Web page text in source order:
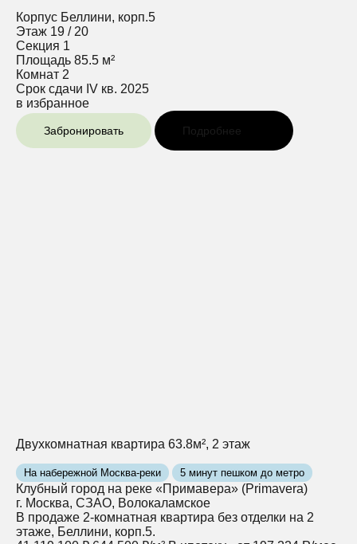
Корпус Беллини, корп.5
Этаж 19 / 20
Секция 1
Площадь 85.5 м²
Комнат 2
Срок сдачи IV кв. 2025
в избранное
Забронировать Подробнее
Двухкомнатная квартира 63.8м², 2 этаж
На набережной Москва-реки 5 минут пешком до метро
Клубный город на реке «Примавера» (Primavera)
г. Москва, СЗАО, Волокаламское
В продаже 2-комнатная квартира без отделки на 2
этаже, Беллини, корп.5.